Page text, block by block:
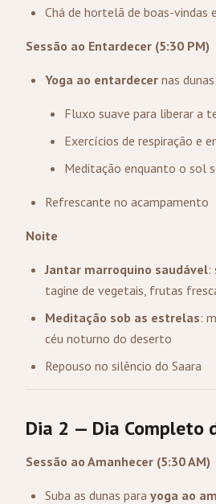
Chá de hortelã de boas-vindas
Sessão ao Entardecer (5:30 PM)
Yoga ao entardecer nas dunas:
Fluxo suave para liberar a
Exercícios de respiração e
Meditação enquanto o sol
Refrescante no acampamento
Noite
Jantar marroquino saudável:
tagine de vegetais, frutas
Meditação sob as estrelas:
céu noturno do deserto
Repouso no silêncio do Saara
Dia 2 — Dia Completo
Sessão ao Amanhecer (5:30 AM)
Suba as dunas para yoga ao